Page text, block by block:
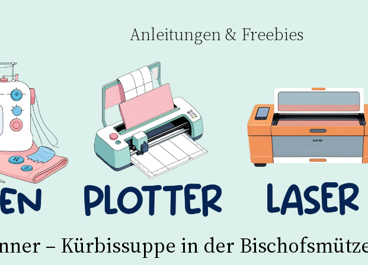
Anleitungen & Freebies
– Kürbissuppe in der